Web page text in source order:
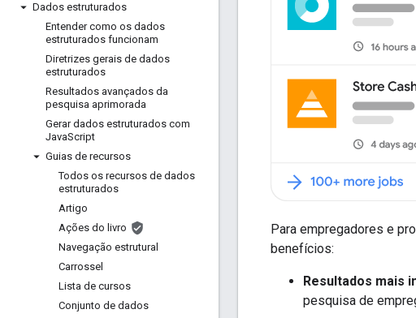
Dados estruturados
Entender como os dados
estruturados funcionam
Diretrizes gerais de dados
estruturados
Resultados avançados da
pesquisa aprimorada
Gerar dados estruturados com
JavaScript
Guias de recursos
Todos os recursos de dados
estruturados
Artigo
Ações do livro
Navegação estrutural
Carrossel
Lista de cursos
Conjunto de dados
Para empregadores e
benefícios:
Resultados mais
pesquisa de